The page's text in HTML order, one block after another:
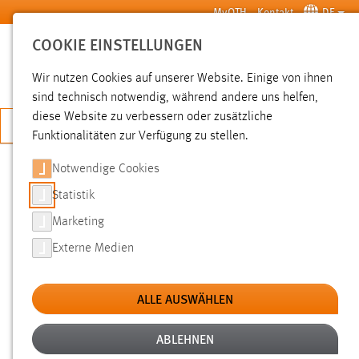
Zum Hauptinhalt springen MyOTH Kontakt DE
SUCHE
JETZT BEWERBEN
SUCHE
FILTER
Typ
Erstellungsdatum
COOKIE EINSTELLUNGEN
Wir nutzen Cookies auf unserer Website. Einige von ihnen
sind technisch notwendig, während andere uns helfen,
diese Website zu verbessern oder zusätzliche
Funktionalitäten zur Verfügung zu stellen.
Notwendige Cookies
Statistik
Marketing
Externe Medien
ALLE AUSWÄHLEN
ABLEHNEN